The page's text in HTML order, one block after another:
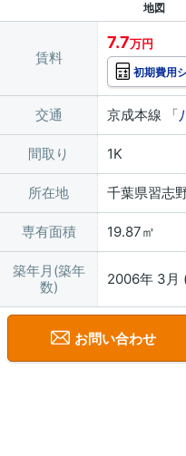
地図
賃料
7.7万円
初期費用
交通 京成本線 「
間取り 1K
所在地 千葉県習志
専有面積 19.87㎡
築年月(築年
数)
2006年 3月
お問い合わせ